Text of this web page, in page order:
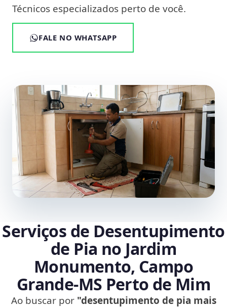
Técnicos especializados perto de você.
FALE NO WHATSAPP
Serviços de Desentupimento
de Pia no Jardim
Monumento, Campo
Grande‑MS Perto de Mim
Ao buscar por "desentupimento de pia mais